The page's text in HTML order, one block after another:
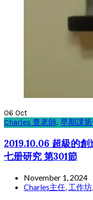
06 Oct
Charles 查老師, 早期課
2019.10.06 超級的
七册研究 第301節
November 1, 2024
Charles主任 工作坊